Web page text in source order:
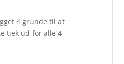
4 grunde til at
tjek ud for alle 4